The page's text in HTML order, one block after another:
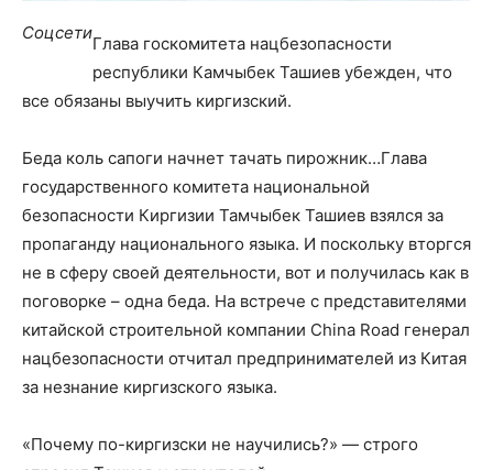
Соцсети
Глава госкомитета нацбезопасности
республики Камчыбек Ташиев убежден, что
все обязаны выучить киргизский.
Беда коль сапоги начнет тачать пирожник…Глава
государственного комитета национальной
безопасности Киргизии Тамчыбек Ташиев взялся за
пропаганду национального языка. И поскольку вторгся
не в сферу своей деятельности, вот и получилась как в
поговорке – одна беда. На встрече с представителями
китайской строительной компании China Road генерал
нацбезопасности отчитал предпринимателей из Китая
за незнание киргизского языка.
«Почему по-киргизски не научились?» — строго